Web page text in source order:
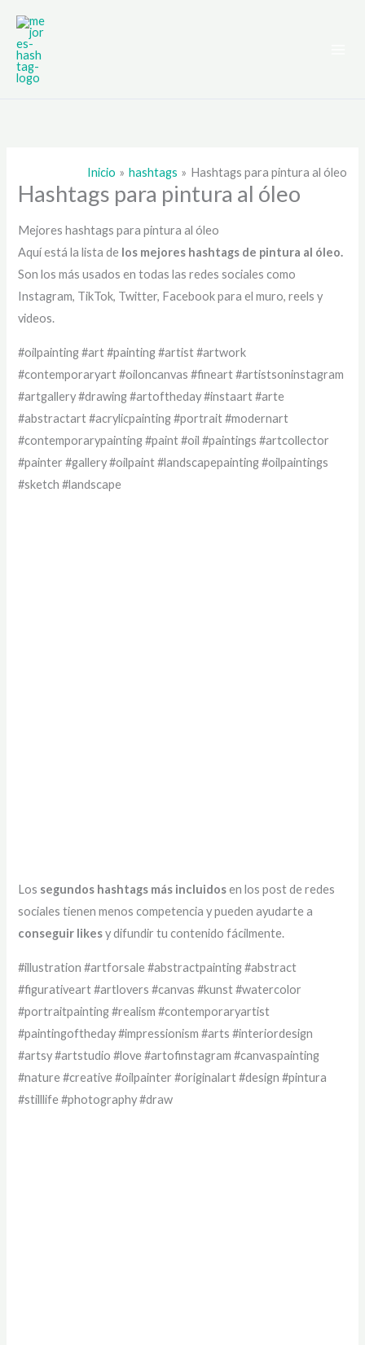
contenido
Inicio hashtags Hashtags para pintura al óleo
Hashtags para pintura al óleo
Mejores hashtags para pintura al óleo
Aquí está la lista de los mejores hashtags de pintura al óleo.
Son los más usados en todas las redes sociales como
Instagram, TikTok, Twitter, Facebook para el muro, reels y
videos.
#oilpainting #art #painting #artist #artwork
#contemporaryart #oiloncanvas #fineart #artistsoninstagram
#artgallery #drawing #artoftheday #instaart #arte
#abstractart #acrylicpainting #portrait #modernart
#contemporarypainting #paint #oil #paintings #artcollector
#painter #gallery #oilpaint #landscapepainting #oilpaintings
#sketch #landscape
Los segundos hashtags más incluidosen los post de redes
sociales tienen menos competencia y pueden ayudarte a
conseguir likesy difundir tu contenido fácilmente.
#illustration #artforsale #abstractpainting #abstract
#figurativeart #artlovers #canvas #kunst #watercolor
#portraitpainting #realism #contemporaryartist
#paintingoftheday #impressionism #arts #interiordesign
#artsy #artstudio #love #artofinstagram #canvaspainting
#nature #creative #oilpainter #originalart #design #pintura
#stilllife #photography #draw